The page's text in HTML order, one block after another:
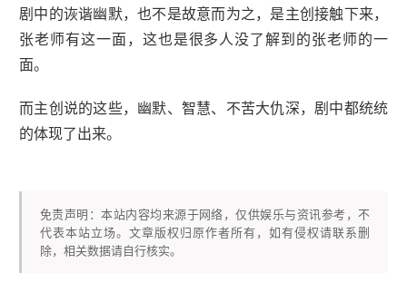
剧中的诙谐幽默，也不是故意而为之，是主创接触下来，
张老师有这一面，这也是很多人没了解到的张老师的一
面。
而主创说的这些，幽默、智慧、不苦大仇深，剧中都统统
的体现了出来。
免责声明：本站内容均来源于网络，仅供娱乐与资讯参考，不
代表本站立场。文章版权归原作者所有，如有侵权请联系删
除，相关数据请自行核实。